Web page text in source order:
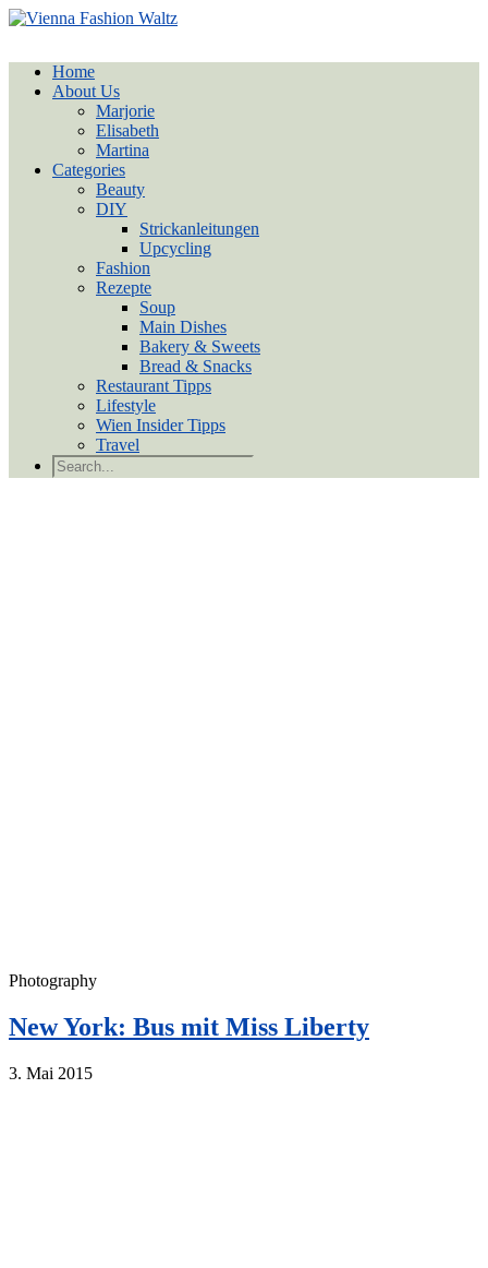
Home
About Us
Marjorie
Elisabeth
Martina
Categories
Beauty
DIY
Strickanleitungen
Upcycling
Fashion
Rezepte
Soup
Main Dishes
Bakery & Sweets
Bread & Snacks
Restaurant Tipps
Lifestyle
Wien Insider Tipps
Travel
Photography
New York: Bus mit Miss Liberty
3. Mai 2015